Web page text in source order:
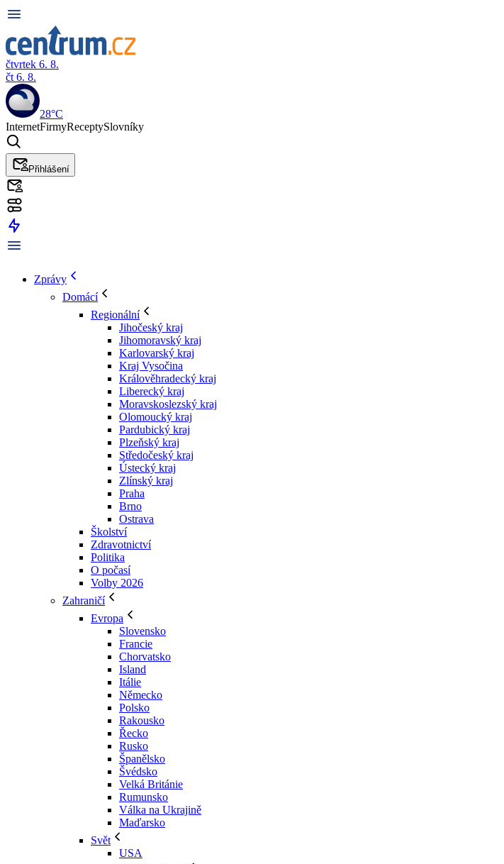
čtvrtek 6. 8.
čt 6. 8.
28°C
InternetFirmyReceptySlovníky
Přihlášení
Zprávy
Domácí
Regionální
Jihočeský kraj
Jihomoravský kraj
Karlovarský kraj
Kraj Vysočina
Králověhradecký kraj
Liberecký kraj
Moravskoslezský kraj
Olomoucký kraj
Pardubický kraj
Plzeňský kraj
Středočeský kraj
Ústecký kraj
Zlínský kraj
Praha
Brno
Ostrava
Školství
Zdravotnictví
Politika
O počasí
Volby 2026
Zahraničí
Evropa
Slovensko
Francie
Chorvatsko
Island
Itálie
Německo
Polsko
Rakousko
Řecko
Rusko
Španělsko
Švédsko
Velká Británie
Rumunsko
Válka na Ukrajině
Maďarsko
Svět
USA